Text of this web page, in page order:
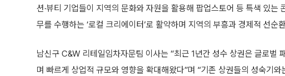
션·뷰티 기업들이 지역의 문화와 자원을 활용해 팝업스토어 등 특색 있는
무를 수행하는 ‘로컬 크리에이터’로 활약하며 지역의 부흥과 경제적 선순
남신구 C&W 리테일임차자문팀 이사는 “최근 1년간 성수 상권은 글로벌
며 빠르게 상업적 규모와 영향을 확대해왔다”며 “기존 상권들의 성숙기